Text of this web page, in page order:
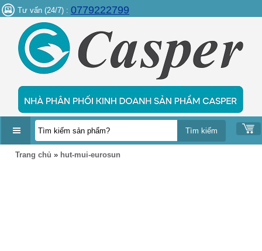
Tư vấn (24/7) : 0779222799
DANH
Trang chủ » hut-mui-eurosun